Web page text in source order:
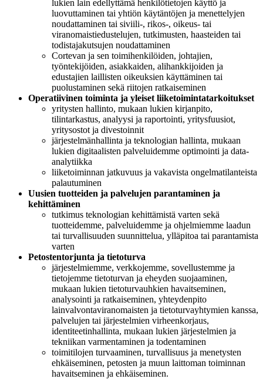
lukien lain edellyttämä henkilötietojen käyttö ja
luovuttaminen tai yhtiön käytäntöjen ja menettelyjen
noudattaminen tai siviili-, rikos-, oikeus- tai
viranomaistiedustelujen, tutkimusten, haasteiden tai
todistajakutsujen noudattaminen
Cortevan ja sen toimihenkilöiden, johtajien,
työntekijöiden, asiakkaiden, alihankkijoiden ja
edustajien laillisten oikeuksien käyttäminen tai
puolustaminen sekä riitojen ratkaiseminen
Operatiivinen toiminta ja yleiset liiketoimintatarkoitukset
yritysten hallinto, mukaan lukien kirjanpito,
tilintarkastus, analyysi ja raportointi, yritysfuusiot,
yritysostot ja divestoinnit
järjestelmänhallinta ja teknologian hallinta, mukaan
lukien digitaalisten palveluidemme optimointi ja data-
analytiikka
liiketoiminnan jatkuvuus ja vakavista ongelmatilanteista
palautuminen
Uusien tuotteiden ja palvelujen parantaminen ja
kehittäminen
tutkimus teknologian kehittämistä varten sekä
tuotteidemme, palveluidemme ja ohjelmiemme laadun
tai turvallisuuden suunnittelua, ylläpitoa tai parantamista
varten
Petostentorjunta ja tietoturva
järjestelmiemme, verkkojemme, sovellustemme ja
tietojemme tietoturvan ja eheyden suojaaminen,
mukaan lukien tietoturvauhkien havaitseminen,
analysointi ja ratkaiseminen, yhteydenpito
lainvalvontaviranomaisten ja tietoturvayhtymien kanssa,
palvelujen tai järjestelmien virheenkorjaus,
identiteetinhallinta, mukaan lukien järjestelmien ja
tekniikan varmentaminen ja todentaminen
toimitilojen turvaaminen, turvallisuus ja menetysten
ehkäiseminen, petosten ja muun laittoman toiminnan
havaitseminen ja ehkäiseminen.